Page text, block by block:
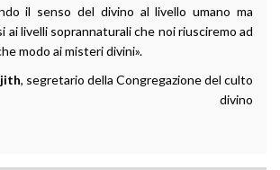
il senso del divino al livello umano ma
ai livelli soprannaturali che noi riusciremo ad
modo ai misteri divini».
, segretario della Congregazione del culto
divino